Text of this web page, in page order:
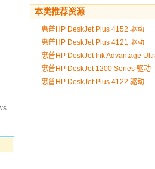
本类推荐资源
惠普HP DeskJet Plus 4152 驱动
惠普HP DeskJet Plus 4121 驱动
惠普HP DeskJet Ink Advantage
驱动
惠普HP DeskJet 1200 Series 驱动
惠普HP DeskJet Plus 4122 驱动